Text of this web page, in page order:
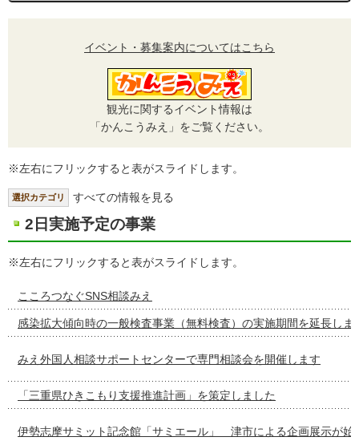
イベント・募集案内についてはこちら
観光に関するイベント情報は
「かんこうみえ」をご覧ください。
※左右にフリックすると表がスライドします。
選択カテゴリ すべての情報を見る
2日実施予定の事業
※左右にフリックすると表がスライドします。
こころつなぐSNS相談みえ
感染拡大傾向時の一般検査事業（無料検査）の実施期間を延長しま
みえ外国人相談サポートセンターで専門相談会を開催します
「三重県ひきこもり支援推進計画」を策定しました
伊勢志摩サミット記念館「サミエール」 津市による企画展示が始